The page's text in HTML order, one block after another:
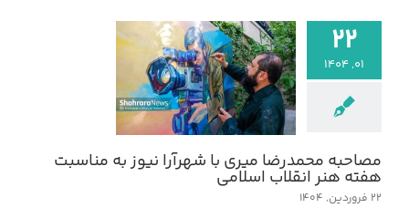
۲۲
۰۱, ۱۴۰۴
مصاحبه محمدرضا میری با شهرآرا نیوز به مناسبت
هفته هنر انقلاب اسلامی
۲۲ فروردین, ۱۴۰۴